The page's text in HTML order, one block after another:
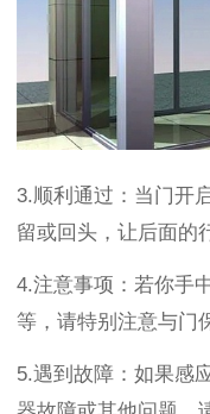
3.顺利通过：当门开
留或回头，让后面的
4.注意事项：若你手
等，请特别注意与门
5.遇到故障：如果感